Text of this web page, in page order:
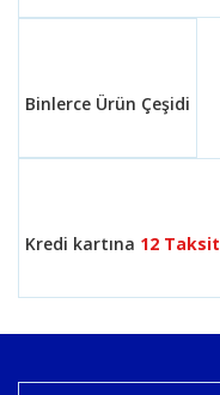
Binlerce Ürün Çeşidi
Kredi kartına 12 Taksit